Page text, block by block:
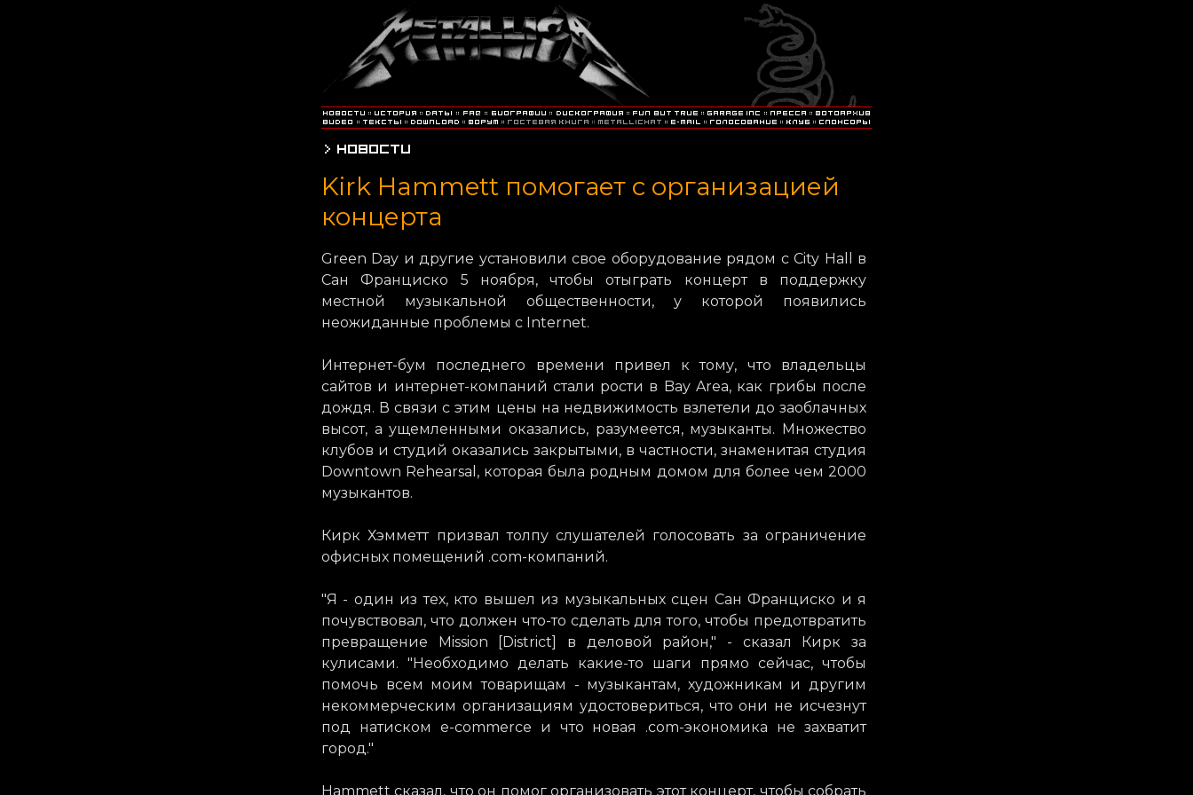
Kirk Hammett помогает с организацией
концерта
Green Day и другие установили свое оборудование рядом с City Hall в
Сан Франциско 5 ноября, чтобы отыграть концерт в поддержку
местной музыкальной общественности, у которой появились
неожиданные проблемы с Internet.
Интернет-бум последнего времени привел к тому, что владельцы
сайтов и интернет-компаний стали рости в Bay Area, как грибы после
дождя. В связи с этим цены на недвижимость взлетели до заоблачных
высот, а ущемленными оказались, разумеется, музыканты. Множество
клубов и студий оказались закрытыми, в частности, знаменитая студия
Downtown Rehearsal, которая была родным домом для более чем 2000
музыкантов.
Кирк Хэмметт призвал толпу слушателей голосовать за ограничение
офисных помещений .com-компаний.
"Я - один из тех, кто вышел из музыкальных сцен Сан Франциско и я
почувствовал, что должен что-то сделать для того, чтобы предотвратить
превращение Mission [District] в деловой район," - сказал Кирк за
кулисами. "Необходимо делать какие-то шаги прямо сейчас, чтобы
помочь всем моим товарищам - музыкантам, художникам и другим
некоммерческим организациям удостовериться, что они не исчезнут
под натиском e-commerce и что новая .com-экономика не захватит
город."
Hammett сказал, что он помог организовать этот концерт, чтобы собрать